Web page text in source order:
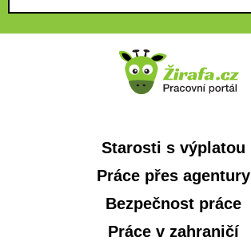
Starosti s výplatou
Práce přes agentury
Bezpečnost práce
Práce v zahraničí